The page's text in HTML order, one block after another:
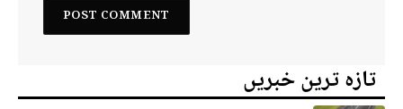
تازہ ترین خبریں